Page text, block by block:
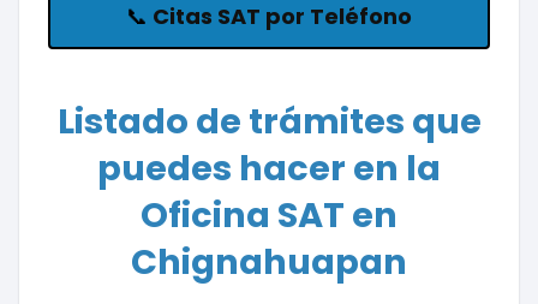
📞 Citas SAT por Teléfono
Listado de trámites que
puedes hacer en la
Oficina SAT en
Chignahuapan